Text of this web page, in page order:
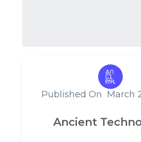
Published On March
Ancient